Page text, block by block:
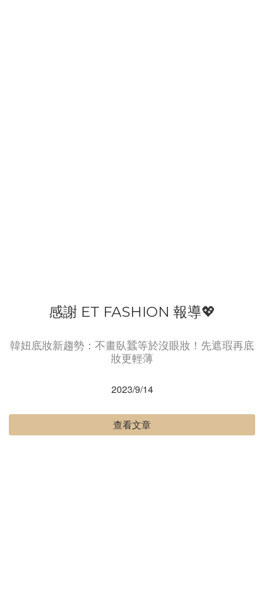
感謝 ET FASHION 報導💖
韓妞底妝新趨勢：不畫臥蠶等於沒眼妝！先遮瑕再底
妝更輕薄
2023/9/14
查看文章